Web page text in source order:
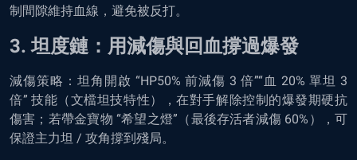
制間隙維持血線，避免被反打。
3. 坦度鏈：用減傷與回血撐過爆發
減傷策略：坦角開啟 “HP50% 前減傷 3 倍”“血 20% 單坦 3
倍” 技能（文檔坦技特性），在對手解除控制的爆發期硬抗
傷害；若帶金寶物 “希望之燈”（最後存活者減傷 60%），可
保證主力坦 / 攻角撐到殘局。